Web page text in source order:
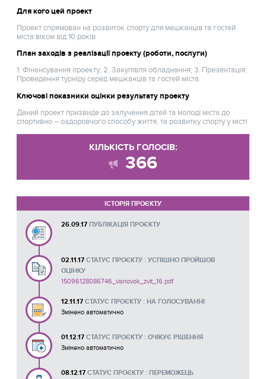
Для кого цей проект
Проект спрямован на розвиток спорту для мешканців та гостей
міста віком від 10 років
План заходів з реалізації проекту (роботи, послуги)
1. Фінансування проекту; 2. Закупівля обладнання; 3. Презентація;
Проведення турніру серед мешканців та гостей міста.
Ключові показники оцінки результату проекту
Даний проект призвиде до залучення дітей та молоді міста до
спортивно – оздоровчого способу життя, та розвитку спорту у місті.
КІЛЬКІСТЬ ГОЛОСІВ:
366
ІСТОРІЯ ПРОЄКТУ
26.09.17 ПУБЛІКАЦІЯ ПРОЄКТУ
02.11.17 СТАТУС ПРОЄКТУ : УСПІШНО ПРОЙШОВ
ОЦІНКУ
15096128086746_visnovok_zvit_16.pdf
12.11.17 СТАТУС ПРОЄКТУ : НА ГОЛОСУВАННІ
Змінено автоматично
01.12.17 СТАТУС ПРОЄКТУ : ОЧІКУЄ РІШЕННЯ
Змінено автоматично
08.12.17 СТАТУС ПРОЄКТУ : ПЕРЕМОЖЕЦЬ